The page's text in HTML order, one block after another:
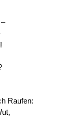
Raufen: